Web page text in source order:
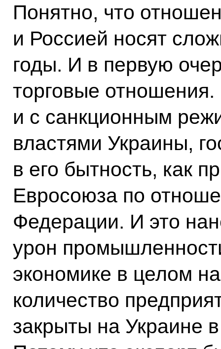
Понятно, что
и Россией носят
годы. И в первую
торговые
и с санкционным
властями Украины,
в его бытность, как
Евросоюза по
Федерации. И это
урон
экономике в целом
количество
закрыты на Украине